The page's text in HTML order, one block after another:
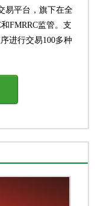
易平台，旗下在全
FMRRC监管。支
进行交易100多种